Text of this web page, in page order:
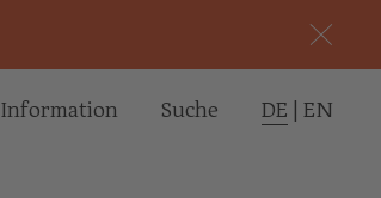
Informa­tion Suche DE EN